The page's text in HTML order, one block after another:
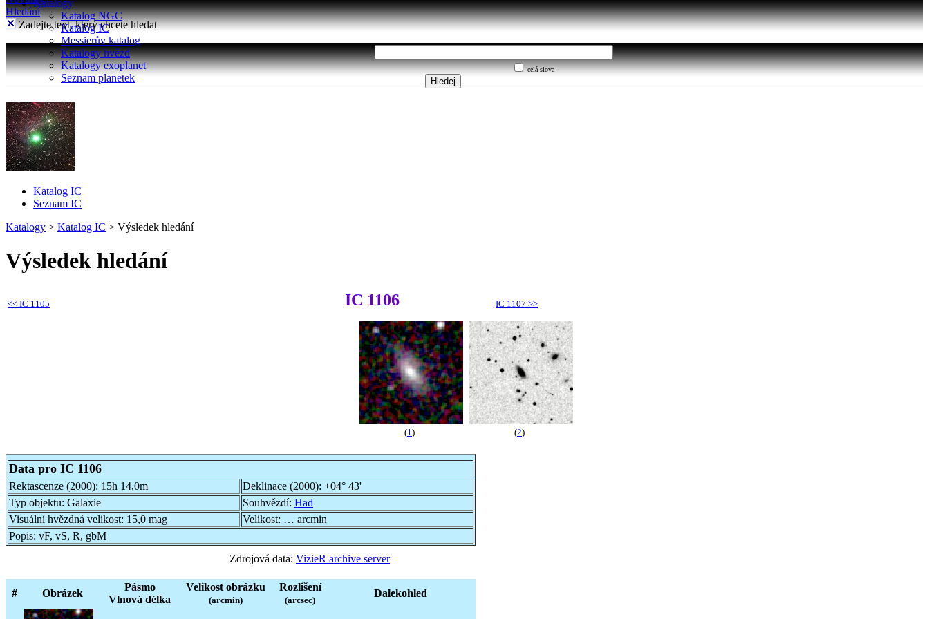
Katalogy
Katalog NGC
Katalog IC
Messierův katalog
Katalogy hvězd
Katalogy exoplanet
Seznam planetek
Hledání
Zadejte text, který chcete hledat
celá slova
Katalog IC
Seznam IC
Katalogy > Katalog IC > Výsledek hledání
Výsledek hledání
<< IC 1105 IC 1106 IC 1107 >>
(1 ) (2)
Data pro IC 1106
Rektascenze (2000): 15h 14,0m Deklinace (2000): +04° 43'
Typ objektu: Galaxie Souhvězdí: Had
Visuální hvězdná velikost: 15,0 mag Velikost: … arcmin
Popis: vF, vS, R, gbM
Zdrojová data: VizieR archive server
# Obrázek
Pásmo
Vlnová délka
Velikost obrázku
(arcmin)
Rozlišení
(arcsec)
Dalekohled